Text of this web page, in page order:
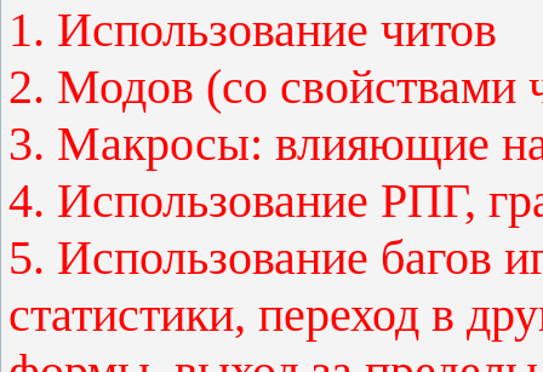
1. Использование читов
2. Модов (со свойствами
3. Макросы: влияющие на
4. Использование РПГ,
5. Использование багов
статистики, переход в